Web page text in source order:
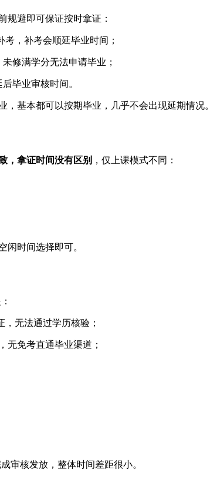
规避即可保证按时拿证：
，补考会顺延毕业时间；
修满学分无法申请毕业；
毕业审核时间。
基本都可以按期毕业，几乎不会出现延期情况。
，拿证时间没有区别 ，仅上课模式不同：
闲时间选择即可。
无法通过学历核验；
无免考直通毕业渠道；
审核发放，整体时间差距很小。